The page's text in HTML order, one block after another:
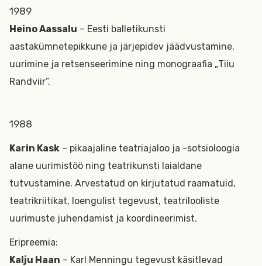
1989
Heino Aassalu – Eesti balletikunsti
aastakümnetepikkune ja järjepidev jäädvustamine,
uurimine ja retsenseerimine ning monograafia „Tiiu
Randviir”.
1988
Karin Kask – pikaajaline teatriajaloo ja -sotsioloogia
alane uurimistöö ning teatrikunsti laialdane
tutvustamine. Arvestatud on kirjutatud raamatuid,
teatrikriitikat, loengulist tegevust, teatrilooliste
uurimuste juhendamist ja koordineerimist.
Eripreemia:
Kalju Haan – Karl Menningu tegevust käsitlevad